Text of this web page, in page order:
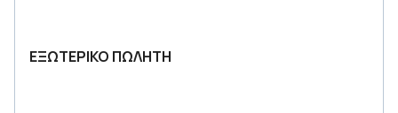
ΕΞΩΤΕΡΙΚΟ ΠΩΛΗΤΗ